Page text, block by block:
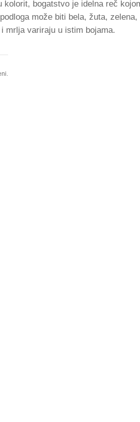
kolorit, bogatstvo je idelna reč
može biti bela, žuta,
mrlja variraju u istim bojama.